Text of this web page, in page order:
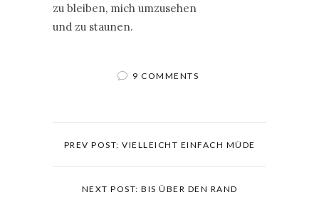
zu bleiben, mich umzusehen
und zu staunen.
9 COMMENTS
PREV POST: VIELLEICHT EINFACH MÜDE
NEXT POST: BIS ÜBER DEN RAND